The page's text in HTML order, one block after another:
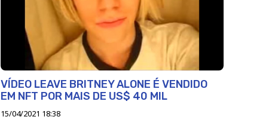
VÍDEO LEAVE BRITNEY ALONE É VENDIDO
EM NFT POR MAIS DE US$ 40 MIL
15/04/2021 18:38